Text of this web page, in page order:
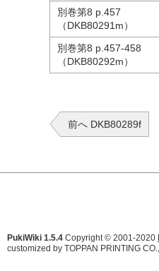
別巻第8 p.457
（DKB80291m）
別巻第8 p.457-458
（DKB80292m）
前へ DKB80289f
PukiWiki 1.5.4 Copyright © 2001-2020
customized by TOPPAN PRINTING